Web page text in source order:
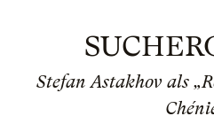
Stefan Astakhov als